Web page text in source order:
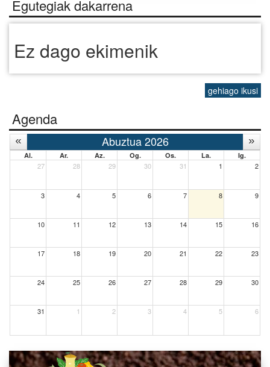
Egutegiak dakarrena
Ez dago ekimenik
gehiago ikusi
Agenda
Abuztua 2026
Al. Ar. Az. Og. Os. La. Ig.
27 28 29 30 31 1 2
3 4 5 6 7 8 9
10 11 12 13 14 15 16
17 18 19 20 21 22 23
24 25 26 27 28 29 30
31 1 2 3 4 5 6